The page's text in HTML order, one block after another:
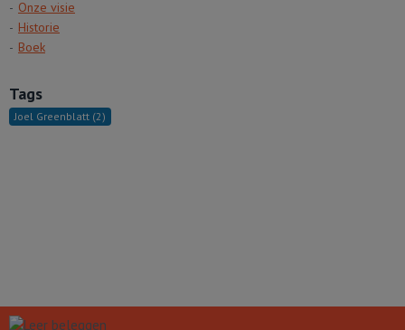
Onze visie
Historie
Boek
Tags
Joel Greenblatt (2)